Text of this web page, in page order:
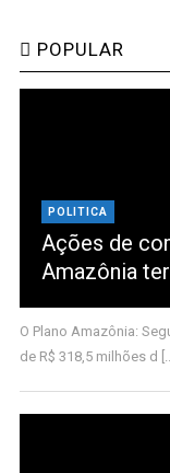
POPULAR
POLITICA
Ações de
Amazônia
O Plano Amazônia:
de R$ 318,5 milhões d